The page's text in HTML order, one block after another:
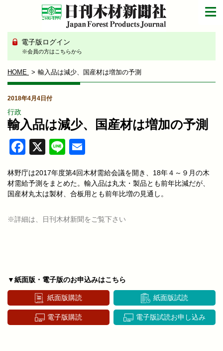
電子版ログイン
※会員の方はこちらから
HOME 輸入品は減少、国産材は増加の予測
2018年4月4日付
行政
輸入品は減少、国産材は増加の予測
Facebook
X Line
林野庁は2017年度第4回木材需給会議を開き、18年４～９月の木
材需給予測をまとめた。輸入品は丸太・製品とも前年比減だが、
国産材丸太は製材、合板用とも前年比増の見通し。
※詳細は、日刊木材新聞をご覧下さい
▼紙面版・電子版のお申込みはこちら
紙面版購読 紙面版試読
電子版購読 電子版試読お申し込み